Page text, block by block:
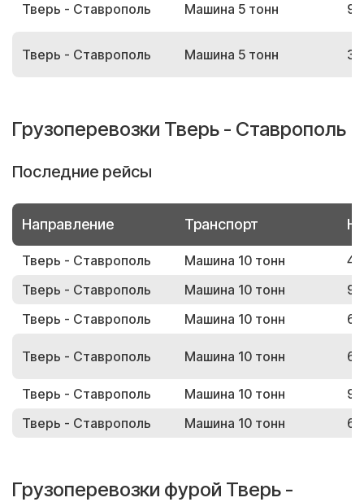
Тверь - Ставрополь Машина 5 тонн
Тверь - Ставрополь Машина 5 тонн
Грузоперевозки Тверь - Ставрополь
Последние рейсы
Направление Транспорт
Тверь - Ставрополь Машина 10 тонн
Тверь - Ставрополь
Машина 10 тонн
Тверь - Ставрополь
Машина 10 тонн
Тверь - Ставрополь Машина 10 тонн
Тверь - Ставрополь Машина 10 тонн
Тверь - Ставрополь
Машина 10 тонн
Грузоперевозки фурой Тверь -